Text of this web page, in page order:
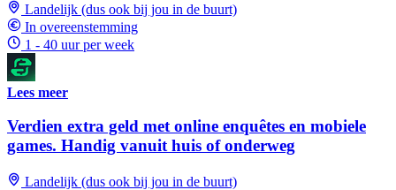
Landelijk (dus ook bij jou in de buurt)
In overeenstemming
1 - 40 uur per week
Lees meer
Verdien extra geld met online enquêtes en mobiele
games. Handig vanuit huis of onderweg
Landelijk (dus ook bij jou in de buurt)